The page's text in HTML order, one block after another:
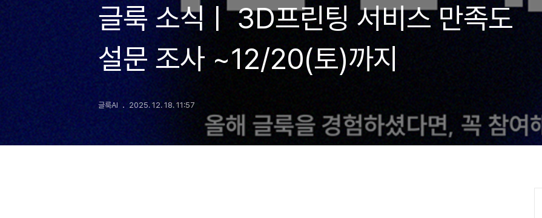
글룩 소식ㅣ 3D프린팅 서비스 만족도
설문 조사 ~12/20(토)까지
글룩AI 2025. 12. 18. 11:57